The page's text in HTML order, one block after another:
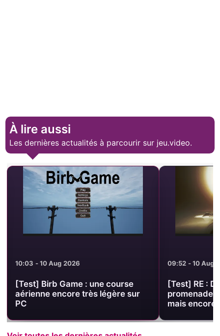
À lire aussi
Les dernières actualités à parcourir sur jeu.video.
10:03 - 10 Aug 2026
[Test] Birb Game : une course
aérienne encore très légère sur
PC
09:52 - 10 Aug
[Test] RE :
promenade
mais encore